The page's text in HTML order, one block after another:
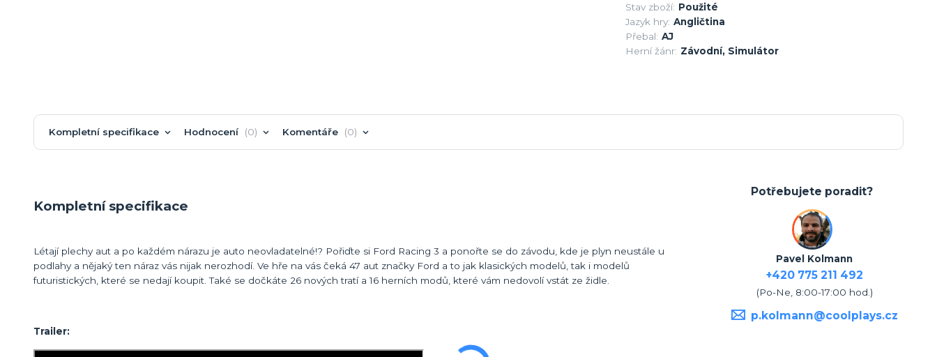
Stav zboží: Použité
Jazyk hry: Angličtina
Přebal: AJ
Herní žánr: Závodní, Simulátor
Kompletní specifikace Hodnocení 0 Komentáře 0
Kompletní specifikace
Létají plechy aut a po každém nárazu je auto neovladatelné!? Pořiďte si Ford Racing 3 a ponořte se do závodu, kde je plyn neustále u
podlahy a nějaký ten náraz vás nijak nerozhodí. Ve hře na vás čeká 47 aut značky Ford a to jak klasických modelů, tak i modelů
futuristických, které se nedají koupit. Také se dočkáte 26 nových tratí a 16 herních modů, které vám nedovolí vstát ze židle.
Trailer:
Potřebujete poradit?
Pavel Kolmann
+420 775 211 492
(Po-Ne, 8:00-17:00 hod.)
p.kolmann@coolplays.cz